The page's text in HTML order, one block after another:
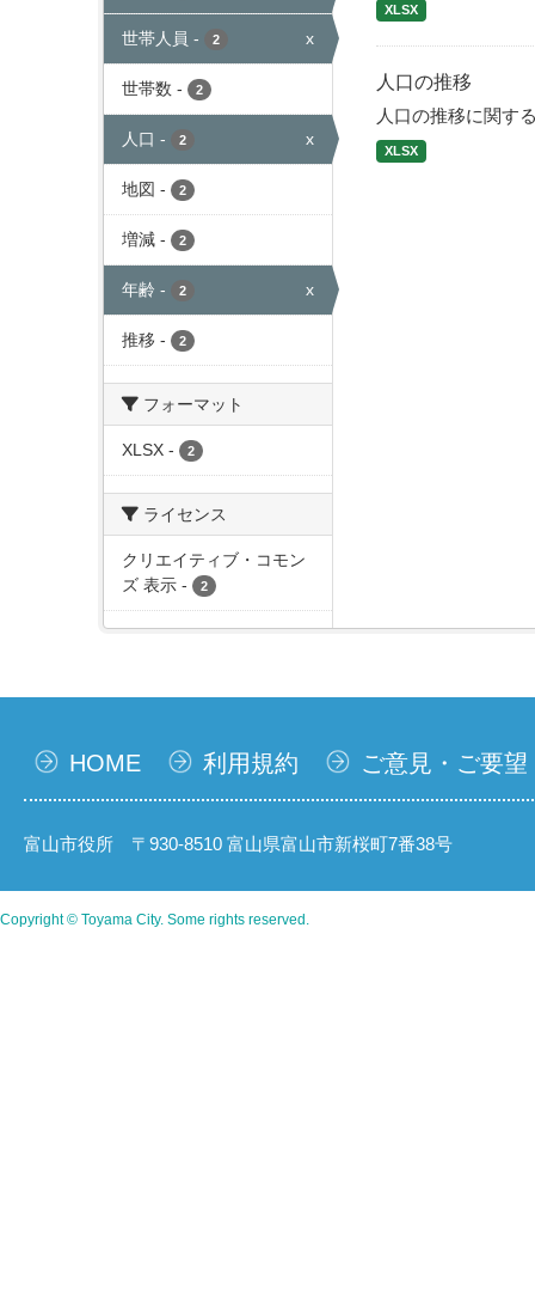
世帯人員 - 2 x
世帯数 - 2
人口 - 2 x
地図 - 2
増減 - 2
年齢 - 2 x
推移 - 2
フォーマット
XLSX - 2
ライセンス
クリエイティブ・コモン
ズ 表示 - 2
XLSX
人口の推移
人口の推移に関す
XLSX
HOME 利用規約 ご意見・ご要望
富山市役所 〒930-8510 富山県富山市新桜町7番38号
Copyright © Toyama City. Some rights reserved.